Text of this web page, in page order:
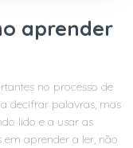
aprender
no processo de
decifrar palavras, mas
lido e a usar as
aprender a ler, não